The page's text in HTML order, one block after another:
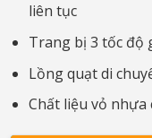
liên tục
Trang bị 3 tốc độ
Lồng quạt di
Chất liệu vỏ nhựa